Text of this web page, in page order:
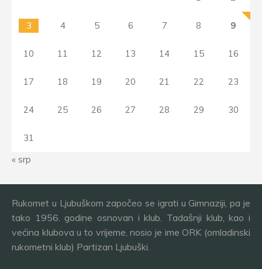
3 4 5 6 7 8 9
10 11 12 13 14 15 16
17 18 19 20 21 22 23
24 25 26 27 28 29 30
31
« srp
Rukomet u Ljubuškom započeo se igrati u Gimnaziji, pa je
tako 1956. godine osnovan i klub. Tadašnji klub, kao i
većina klubova u to vrijeme, nosio je ime ORK (omladinski
rukometni klub) Partizan Ljubuški.